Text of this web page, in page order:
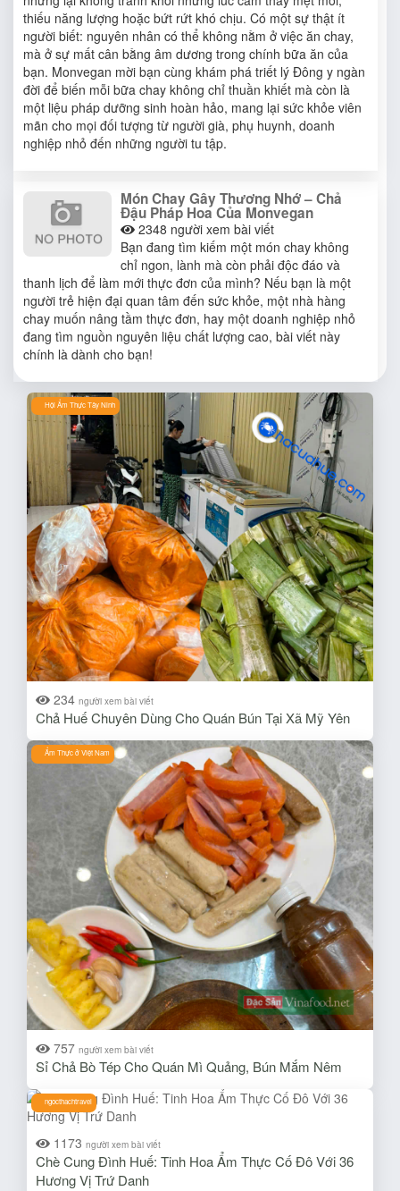
thiếu năng lượng hoặc bứt rứt khó chịu. Có một sự thật ít
người biết: nguyên nhân có thể không nằm ở việc ăn chay,
mà ở sự mất cân bằng âm dương trong chính bữa ăn của
bạn. Monvegan mời bạn cùng khám phá triết lý Đông y ngàn
đời để biến mỗi bữa chay không chỉ thuần khiết mà còn là
một liệu pháp dưỡng sinh hoàn hảo, mang lại sức khỏe viên
mãn cho mọi đối tượng từ người già, phụ huynh, doanh
nghiệp nhỏ đến những người tu tập.
Món Chay Gây Thương Nhớ – Chả
Đậu Pháp Hoa Của Monvegan
2348 người xem bài viết
Bạn đang tìm kiếm một món chay không
chỉ ngon, lành mà còn phải độc đáo và
thanh lịch để làm mới thực đơn của mình? Nếu bạn là một
người trẻ hiện đại quan tâm đến sức khỏe, một nhà hàng
chay muốn nâng tầm thực đơn, hay một doanh nghiệp nhỏ
đang tìm nguồn nguyên liệu chất lượng cao, bài viết này
chính là dành cho bạn!
Hội Ẩm Thực Tây Ninh
234 người xem bài viết
Chả Huế Chuyên Dùng Cho Quán Bún Tại Xã Mỹ Yên
Ẩm Thực ở Việt Nam
757 người xem bài viết
Sỉ Chả Bò Tép Cho Quán Mì Quảng, Bún Mắm Nêm
ngocthachtravel
1173 người xem bài viết
Chè Cung Đình Huế: Tinh Hoa Ẩm Thực Cố Đô Với 36
Hương Vị Trứ Danh